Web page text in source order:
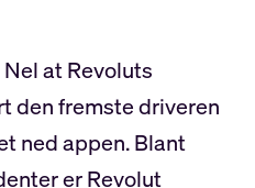
at Revoluts
den fremste driveren
ned appen. Blant
er Revolut